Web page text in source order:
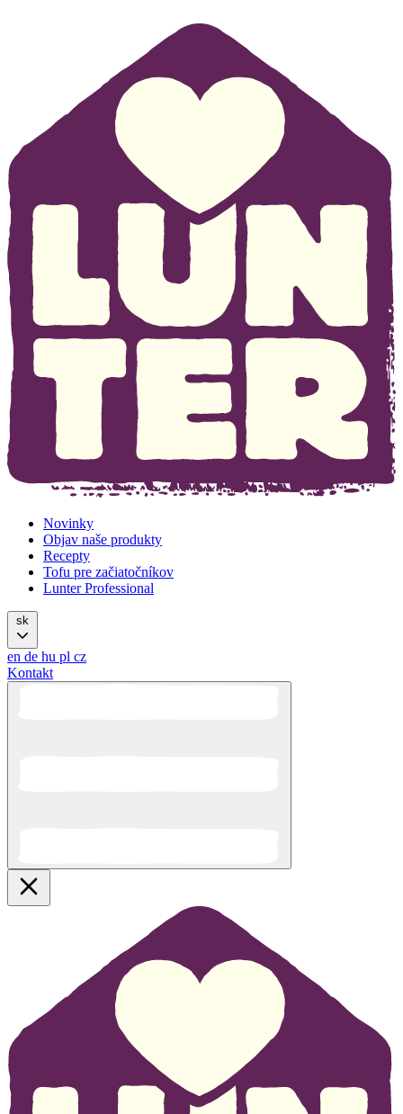
Novinky
Objav naše produkty
Recepty
Tofu pre začiatočníkov
Lunter Professional
sk
en de hu pl cz
Kontakt